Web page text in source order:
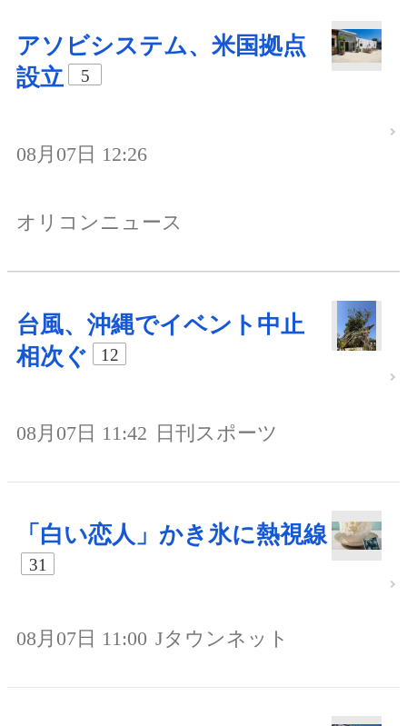
アソビシステム、米国拠点
設立
5
08月07日 12:26
オリコンニュース
台風、沖縄でイベント中止
相次ぐ
12
08月07日 11:42 日刊スポーツ
「白い恋人」かき氷に熱視線
31
08月07日 11:00 Jタウンネット